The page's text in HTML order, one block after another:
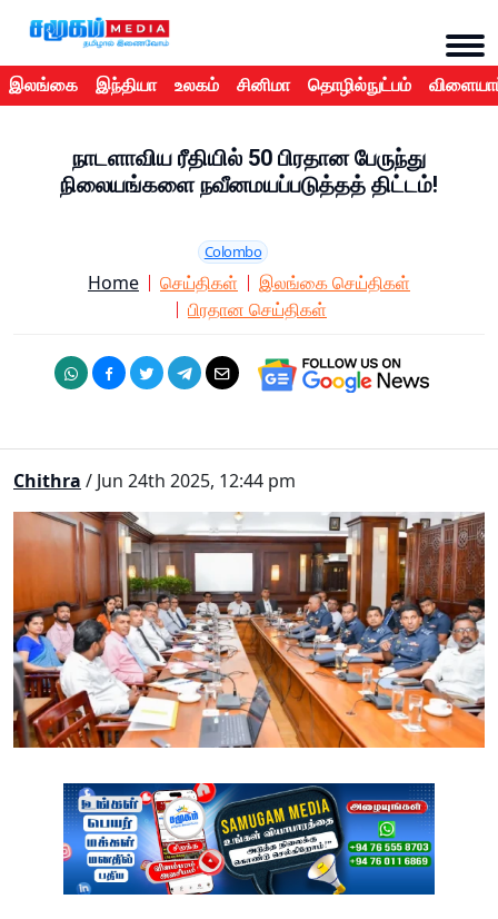
இலங்கை இந்தியா உலகம் சினிமா தொழில்நுட்பம்
நாடளாவிய ரீதியில் 50 பிரதான பேருந்து
நிலையங்களை நவீனமயப்படுத்தத் திட்டம்!
Colombo
Home செய்திகள்
இலங்கை செய்திகள்
பிரதான செய்திகள்
Chithra / Jun 24th 2025, 12:44 pm